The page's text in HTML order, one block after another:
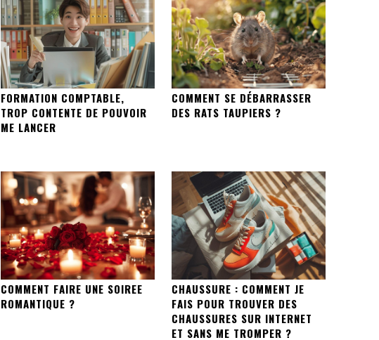
FORMATION COMPTABLE,
TROP CONTENTE DE POUVOIR
ME LANCER
COMMENT SE DÉBARRASSER
DES RATS TAUPIERS ?
COMMENT FAIRE UNE SOIREE
ROMANTIQUE ?
CHAUSSURE : COMMENT JE
FAIS POUR TROUVER DES
CHAUSSURES SUR INTERNET
ET SANS ME TROMPER ?